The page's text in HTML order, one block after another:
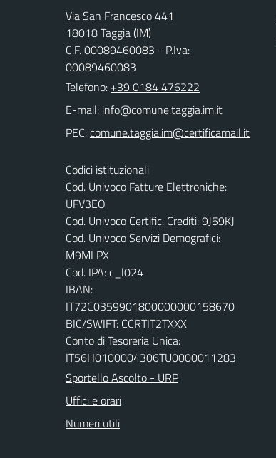
Via San Francesco 441
18018 Taggia (IM)
C.F. 00089460083 - P.Iva:
00089460083
Telefono: +39 0184 476222
E-mail:
PEC:
Codici istituzionali
Cod. Univoco Fatture Elettroniche:
UFV3EO
Cod. Univoco Certific. Crediti: 9J59KJ
Cod. Univoco Servizi Demografici:
M9MLPX
Cod. IPA: c_l024
IBAN:
IT72C0359901800000000158670
BIC/SWIFT: CCRTIT2TXXX
Conto di Tesoreria Unica:
IT56H0100004306TU0000011283
Sportello Ascolto - URP
Uffici e orari
Numeri utili